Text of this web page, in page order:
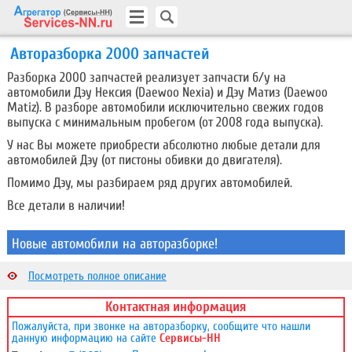
Авторазборка 2000 запчастей
Разборка 2000 запчастей реализует запчасти б/у на
автомобили Дэу Нексия (Daewoo Nexia) и Дэу Матиз (Daewoo
Matiz). В разборе автомобили исключительно свежих годов
выпуска с минимальным пробегом (от 2008 года выпуска).
У нас Вы можете приобрести абсолютно любые детали для
автомобилей Дэу (от пистоны обивки до двигателя).
Помимо Дэу, мы разбираем ряд других автомобилей.
Все детали в наличии!
Новые автомобили на авторазборке!
мкпп, гур, кондиционер;
Daewoo Nexia 2010 г.в. пробег 138070 км двигатель 1500 8v
мкпп, гур, кондиционер;
Daewoo Nexia 2008 г.в. пробег 45600 км двигатель 1600
16v, мкпп;
Посмотреть полное описание
Контактная информация
Пожалуйста, при звонке на авторазборку, сообщите что нашли
данную информацию на сайтеСервисы-НН